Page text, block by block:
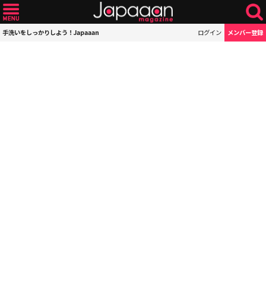
手洗いをしっかりしよう！Japaaan ログイン メンバー登録